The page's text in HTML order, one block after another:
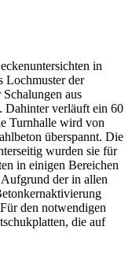
in
Lochmuster der
aus
Dahinter verläuft ein 60
Turnhalle wird von
überspannt. Die
wurden sie für
in einigen Bereichen
der in allen
den notwendigen
die auf